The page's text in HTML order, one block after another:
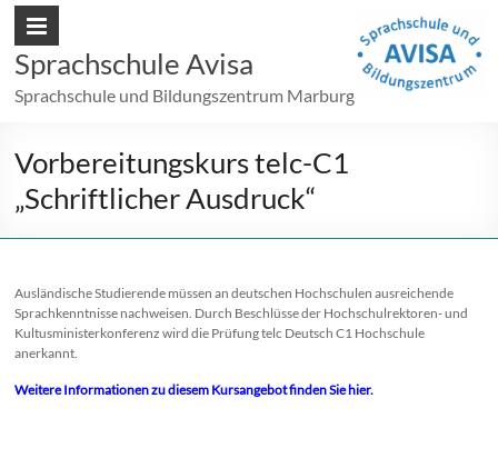
Sprachschule Avisa
Sprachschule und Bildungszentrum Marburg
Vorbereitungskurs telc-C1
„Schriftlicher Ausdruck“
Ausländische Studierende müssen an deutschen Hochschulen ausreichende
Sprachkenntnisse nachweisen. Durch Beschlüsse der Hochschulrektoren- und
Kultusministerkonferenz wird die Prüfung telc Deutsch C1 Hochschule
anerkannt.
Weitere Informationen zu diesem Kursangebot finden Sie hier.